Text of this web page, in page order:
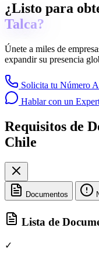
¿Listo para
Talca?
Únete a miles de
expandir su presencia
Solicita tu Número
Hablar con un
Requisitos de
Chile
Documentos
Lista de
✓